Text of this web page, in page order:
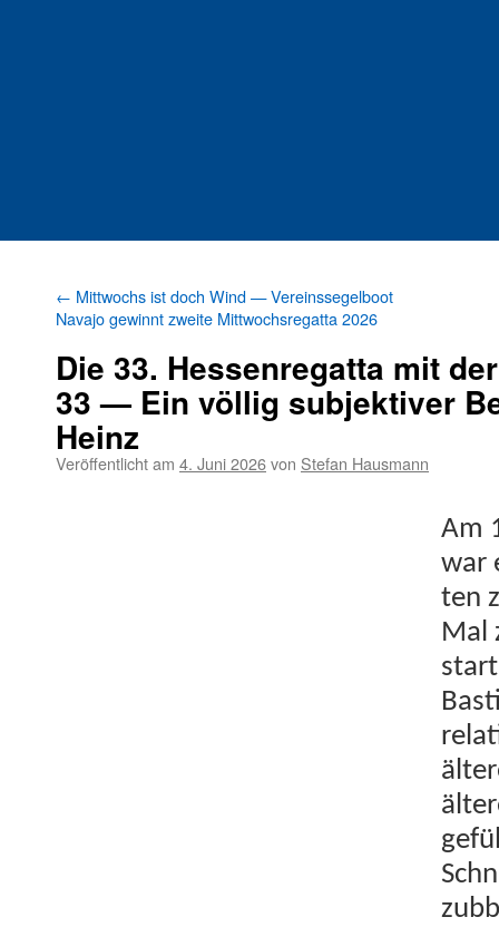
← Mittwochs ist doch Wind — Vereinssegelboot
Navajo gewinnt zweite Mittwochsregatta 2026
Die 33. Hessenregatta mit
33 — Ein völlig subjektiver
Heinz
Veröffentlicht am 4. Juni 2026von Stefan Hausmann
Am
war
ten
Mal